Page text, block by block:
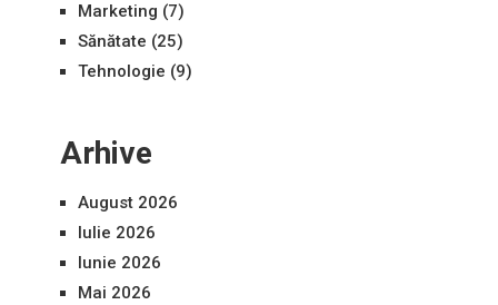
Marketing (7)
Sănătate (25)
Tehnologie (9)
Arhive
August 2026
Iulie 2026
Iunie 2026
Mai 2026